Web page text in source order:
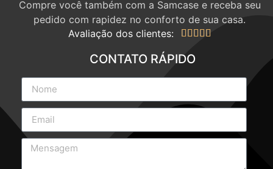
Compre você também com a Samcase e receba seu
pedido com rapidez no conforto de sua casa.
Avaliação dos clientes:
    
CONTATO RÁPIDO